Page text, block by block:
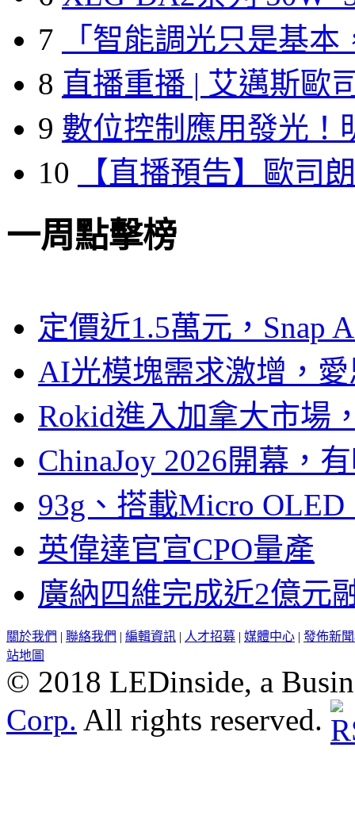
7
「智能調光只是基本
8 直播重播 | 艾邁斯歐
9 數位控制應用發光！
10
【直播預告】歐司
一周點擊榜
定價近1.5萬元，Snap
AI光模塊需求激增，
Rokid進入加拿大市場
ChinaJoy 2026開幕，
93g、搭載Micro
英偉達官宣CPO量產
廣納四維完成近2億元
關於我們 | 聯絡我們 | 編輯資訊 | 人才招募 | 媒體中心 | 發佈新
站地圖
© 2018 LEDinside, a
Corp. All rights reserved.